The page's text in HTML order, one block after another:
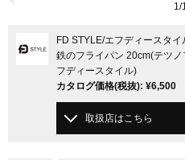
1/
FD STYLE/エフディースタイ
鉄のフライパン 20cm(テツ
フディースタイル)
カタログ価格(税抜): ¥6,500
取扱店はこちら